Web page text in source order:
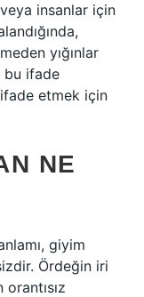
insanlar için
yığınlar
bu ifade
etmek için
NE
giyim
Ördeğin iri